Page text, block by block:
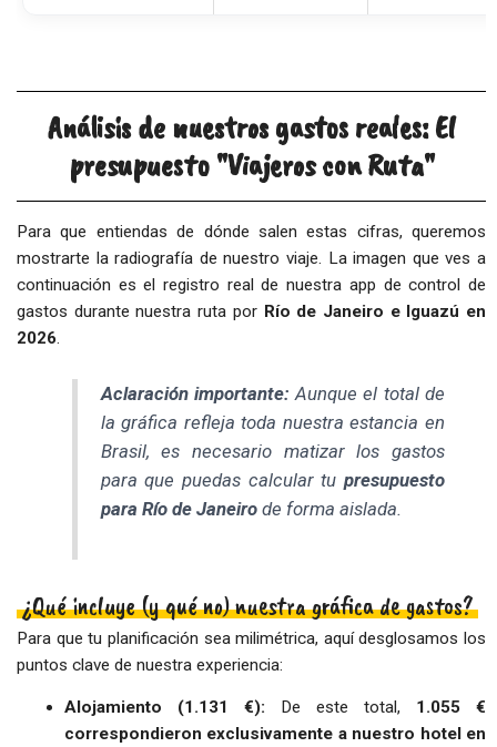
Análisis de nuestros gastos reales: El
presupuesto "Viajeros con Ruta"
Para que entiendas de dónde salen estas cifras, queremos
mostrarte la radiografía de nuestro viaje. La imagen que ves a
continuación es el registro real de nuestra app de control de
gastos durante nuestra ruta por Río de Janeiro e Iguazú en
2026.
Aclaración importante: Aunque el total de
la gráfica refleja toda nuestra estancia en
Brasil, es necesario matizar los gastos
para que puedas calcular tu presupuesto
para Río de Janeirode forma aislada.
¿Qué incluye (y qué no) nuestra gráfica de gastos?
Para que tu planificación sea milimétrica, aquí desglosamos los
puntos clave de nuestra experiencia:
Alojamiento (1.131 €): De este total, 1.055 €
correspondieron exclusivamente a nuestro hotel en